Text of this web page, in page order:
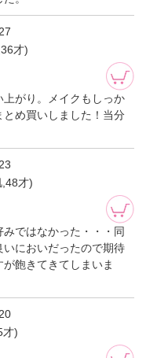
才)
がり。メイクもしっか
とめ買いしました！当分
才)
ではなかった・・・同
いにおいだったので期待
飽きてきてしまいま
才)